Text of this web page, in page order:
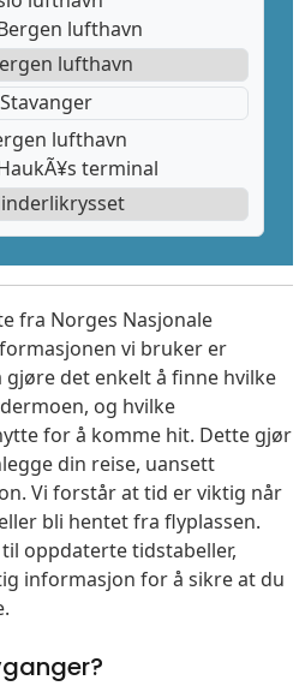
lufthavn
lufthavn
lufthavn
terminal
fra Norges Nasjonale
vi bruker er
det enkelt å finne hvilke
og hvilke
for å komme hit. Dette gjør
din reise, uansett
Vi forstår at tid er viktig når
bli hentet fra flyplassen.
oppdaterte tidstabeller,
informasjon for å sikre at du